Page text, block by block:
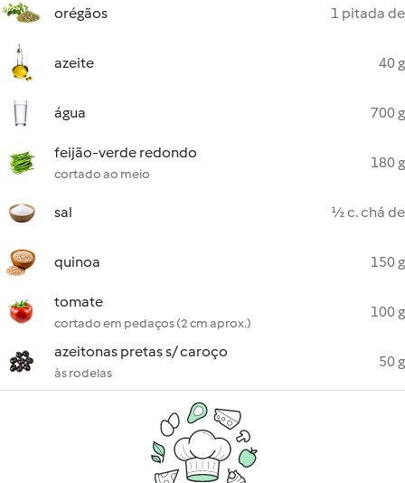
orégãos 1 pitada de
azeite 40 g
água 700 g
feijão-verde redondo
cortado ao meio
180 g
sal ½ c. chá de
quinoa 150 g
tomate
cortado em pedaços (2 cm aprox.)
100 g
azeitonas pretas s/ caroço
às rodelas
50 g